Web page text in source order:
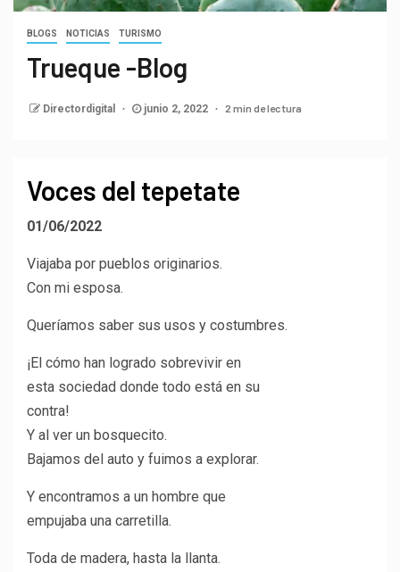
BLOGS NOTICIAS TURISMO
Trueque -Blog
Directordigital junio 2, 2022 2 min de lectura
Voces del tepetate
01/06/2022
Viajaba por pueblos originarios.
Con mi esposa.
Queríamos saber sus usos y costumbres.
¡El cómo han logrado sobrevivir en
esta sociedad donde todo está en su
contra!
Y al ver un bosquecito.
Bajamos del auto y fuimos a explorar.
Y encontramos a un hombre que
empujaba una carretilla.
Toda de madera, hasta la llanta.